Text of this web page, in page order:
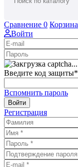
Сравнение 0 Корзина
Войти
Введите код защиты*
Вспомнить пароль
Войти
Регистрация